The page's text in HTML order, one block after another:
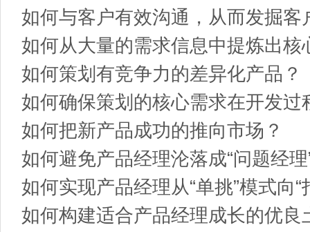
如何与客户有效沟通，从而发掘客
如何从大量的需求信息中提炼出核
如何策划有竞争力的差异化产品？
如何确保策划的核心需求在开发过
如何把新产品成功的推向市场？
如何避免产品经理沦落成“问题经理
如何实现产品经理从“单挑”模式向
如何构建适合产品经理成长的优良